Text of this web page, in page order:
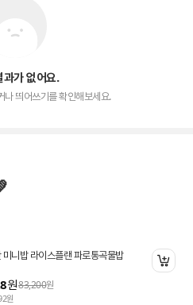
과가 없어요.
나 띄어쓰기를 확인해보세요.
니밥 라이스플랜 파로통곡물밥
원83,200원
원